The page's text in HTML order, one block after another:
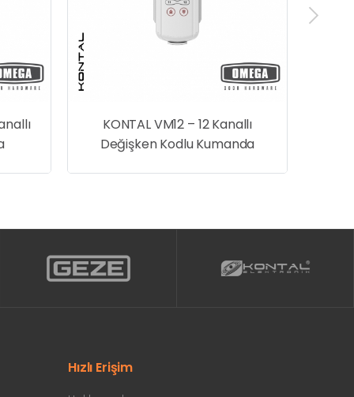
KONTAL VM12 – 12 Kanallı
Değişken Kodlu Kumanda
Hızlı Erişim